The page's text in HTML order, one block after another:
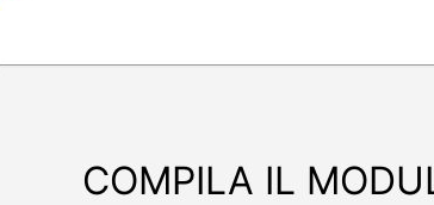
COMPILA IL